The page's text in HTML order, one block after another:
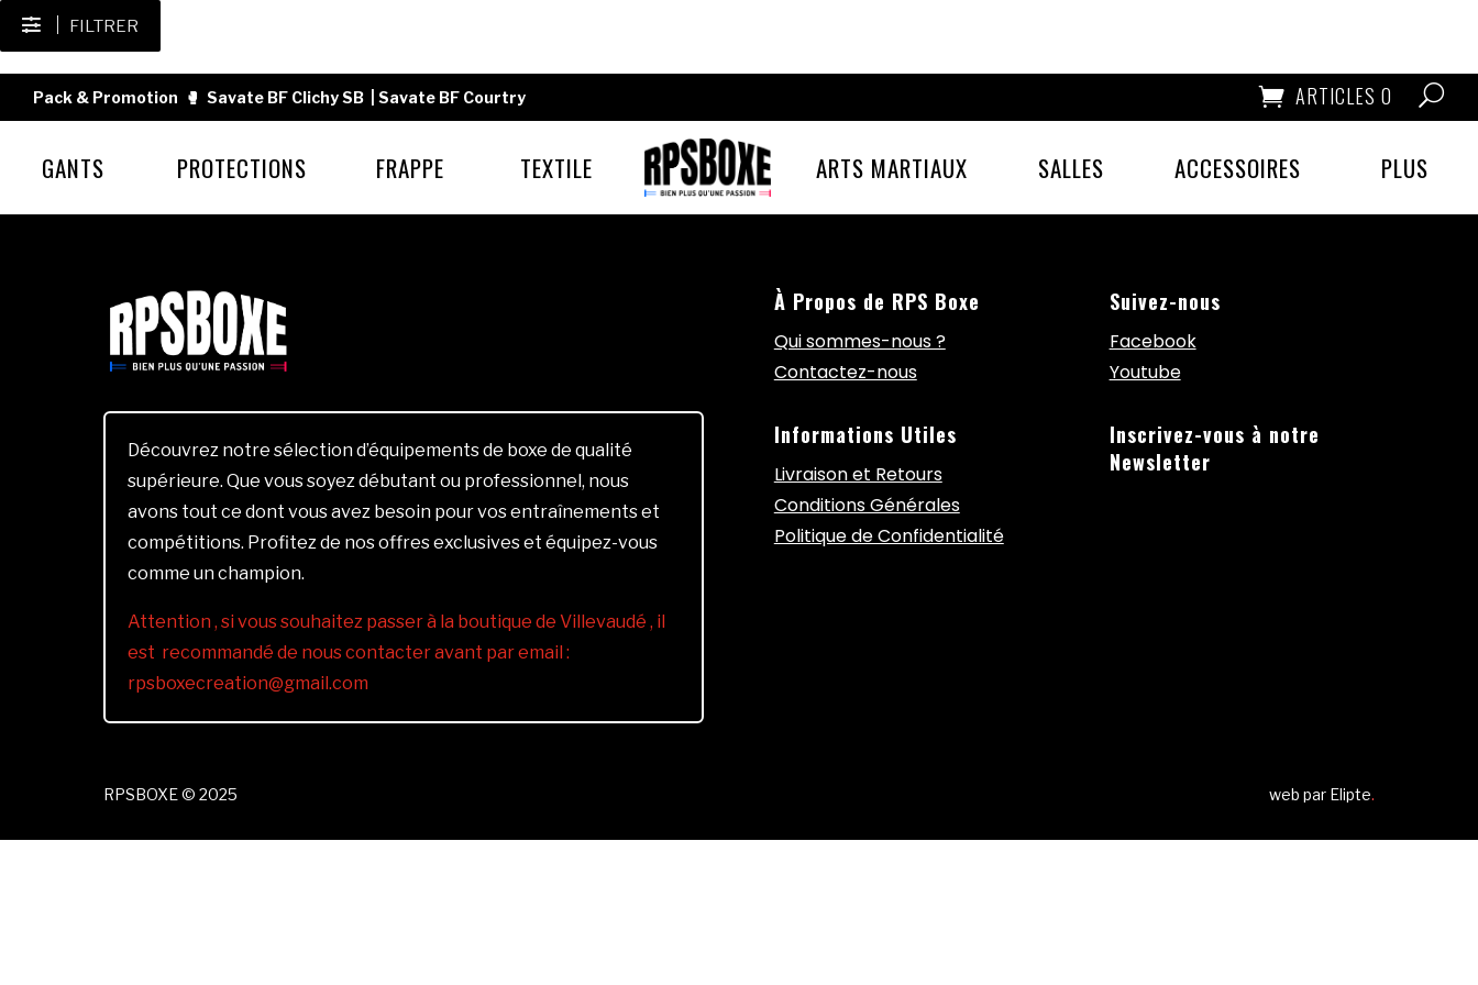
FILTRER
Pack & Promotion 🥊 Savate BF Clichy SB Savate BF Courtry ARTICLES 0
GANTS PROTECTIONS FRAPPE TEXTILE ARTS MARTIAUX SALLES ACCESSOIRES PLUS
Découvrez notre sélection d’équipements de boxe de qualité
supérieure. Que vous soyez débutant ou professionnel, nous
avons tout ce dont vous avez besoin pour vos entraînements et
compétitions. Profitez de nos offres exclusives et équipez-vous
comme un champion.
Attention , si vous souhaitez passer à la boutique de Villevaudé , il
est recommandé de nous contacter avant par email :
rpsboxecreation@gmail.com
À Propos de RPS Boxe
Qui sommes-nous ?
Contactez-nous
Informations Utiles
Livraison et Retours
Conditions Générales
Politique de Confidentialité
Suivez-nous
Facebook
Youtube
Inscrivez-vous à notre
Newsletter
RPSBOXE © 2025 web par Elipte.